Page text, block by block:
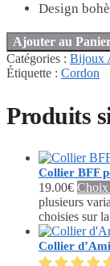
Design
Ajouter au
Catégories : Bijoux
Étiquette : Cordon
Produits
Collier BFF
19.00€ Choix
plusieurs
choisies sur
Collier